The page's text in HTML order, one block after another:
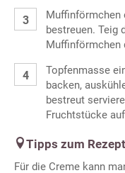
Muffinförmchen
bestreuen. Teig
Muffinförmchen
Topfenmasse
backen,
bestreut
Fruchtstücke
Tipps zum Rezept
Für die Creme kann